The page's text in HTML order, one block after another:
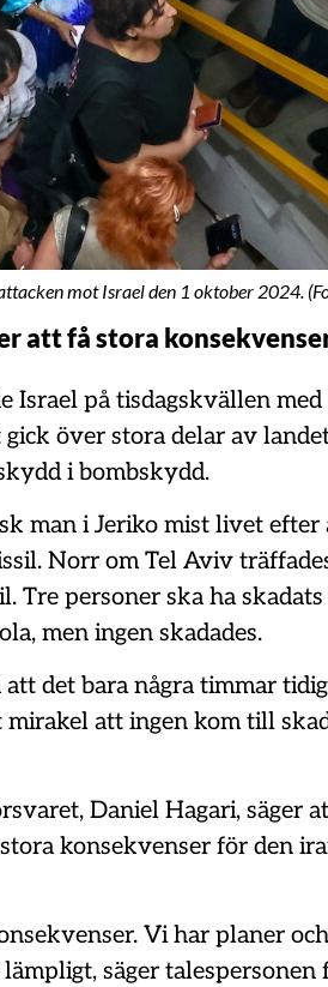
mot Israel den 1 oktober 2024.
att få stora
Israel på tisdagskvällen
över stora delar av
i bombskydd.
man i Jeriko mist livet efter
Norr om Tel Aviv
Tre personer ska ha
men ingen skadades.
det bara några timmar
att ingen kom till
Daniel Hagari, säger
konsekvenser för den
Vi har planer
säger talespersonen